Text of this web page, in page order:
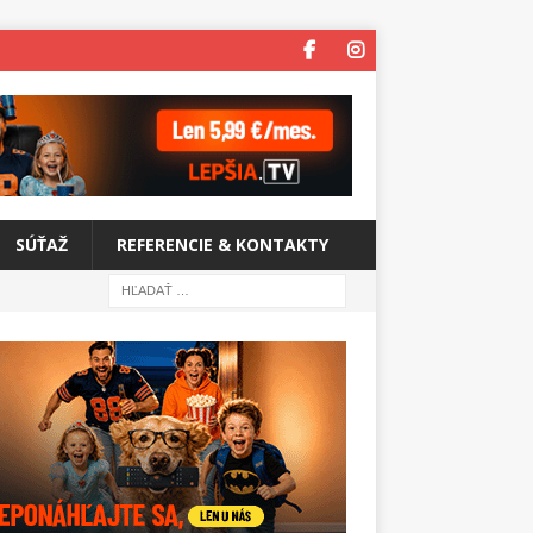
SÚŤAŽ REFERENCIE & KONTAKTY